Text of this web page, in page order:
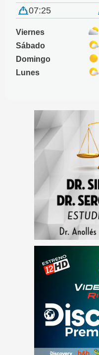
07:25
Viernes
Sábado
Domingo
Lunes